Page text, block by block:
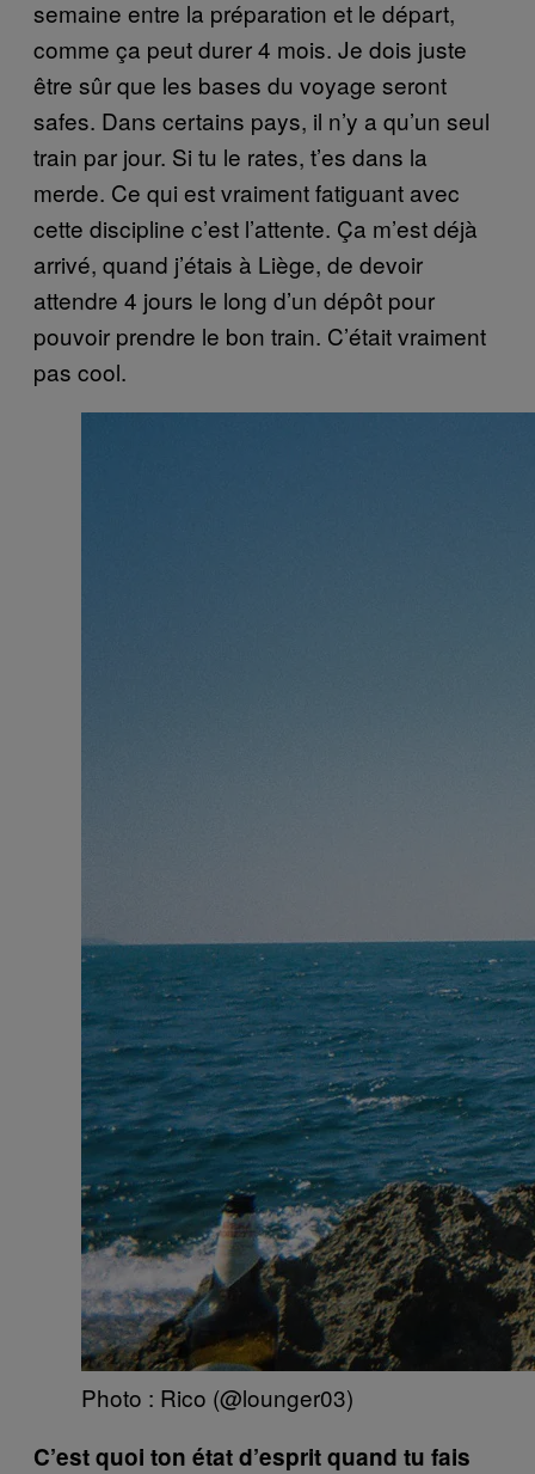
semaine entre la préparation et le départ,
comme ça peut durer 4 mois. Je dois juste
être sûr que les bases du voyage seront
safes. Dans certains pays, il n’y a qu’un seul
train par jour. Si tu le rates, t’es dans la
merde. Ce qui est vraiment fatiguant avec
cette discipline c’est l’attente. Ça m’est déjà
arrivé, quand j’étais à Liège, de devoir
attendre 4 jours le long d’un dépôt pour
pouvoir prendre le bon train. C’était vraiment
pas cool.
Photo : Rico (@lounger03)
C’est quoi ton état d’esprit quand tu fais